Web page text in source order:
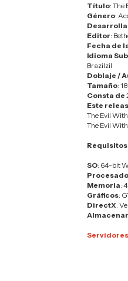
Título: The
Género:
Editor:
Fecha de
Idioma Sub
Brazilzil
Doblaje /
Tamaño:
Consta de
Este
The Evil
The Evil
SO: 64-bit
Memoria:
Gráficos:
DirectX: